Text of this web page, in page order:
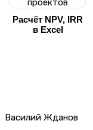
Расчёт NPV, IRR
в Excel
Василий Жданов